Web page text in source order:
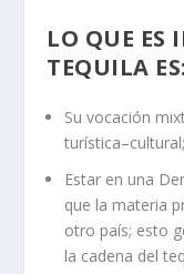
LO QUE ES
TEQUILA ES:
Su vocación
turística–cultural;
Estar en una
que la materia
otro país; esto
la cadena del